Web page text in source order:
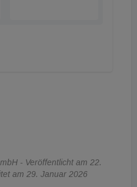
- Veröffentlicht am 22.
am 29. Januar 2026